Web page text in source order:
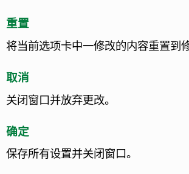
重置
将当前选项卡中一修改的内容重置到
取消
关闭窗口并放弃更改。
确定
保存所有设置并关闭窗口。